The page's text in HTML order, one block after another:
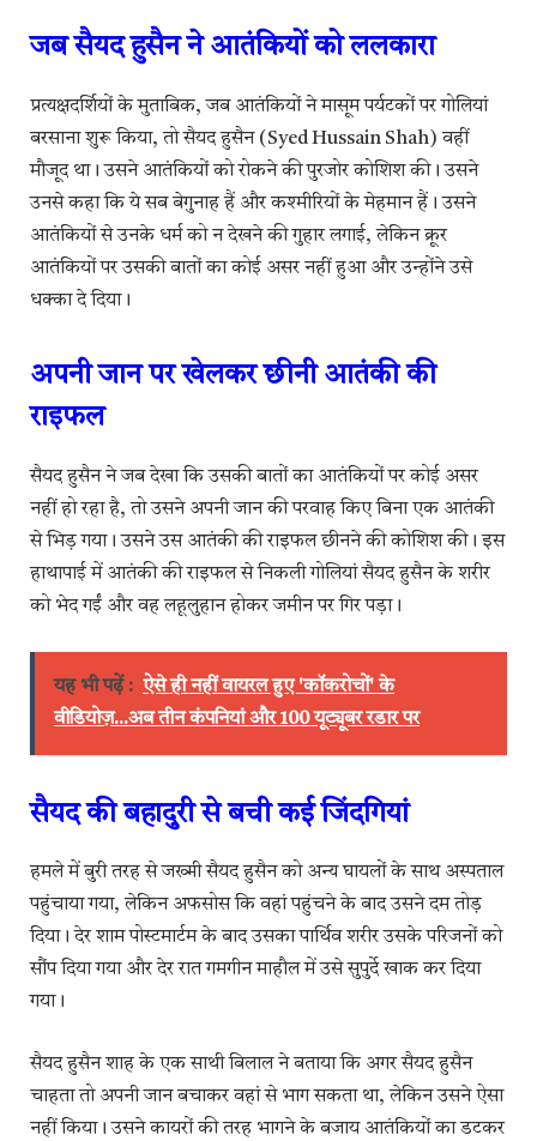
जब सैयद हुसैन ने आतंकियों को ललकारा
प्रत्यक्षदर्शियों के मुताबिक, जब आतंकियों ने मासूम पर्यटकों पर गोलियां
बरसाना शुरू किया, तो सैयद हुसैन (Syed Hussain Shah) वहीं
मौजूद था। उसने आतंकियों को रोकने की पुरजोर कोशिश की। उसने
उनसे कहा कि ये सब बेगुनाह हैं और कश्मीरियों के मेहमान हैं। उसने
आतंकियों से उनके धर्म को न देखने की गुहार लगाई, लेकिन क्रूर
आतंकियों पर उसकी बातों का कोई असर नहीं हुआ और उन्होंने उसे
धक्का दे दिया।
अपनी जान पर खेलकर छीनी आतंकी की
राइफल
सैयद हुसैन ने जब देखा कि उसकी बातों का आतंकियों पर कोई असर
नहीं हो रहा है, तो उसने अपनी जान की परवाह किए बिना एक आतंकी
से भिड़ गया। उसने उस आतंकी की राइफल छीनने की कोशिश की। इस
हाथापाई में आतंकी की राइफल से निकली गोलियां सैयद हुसैन के शरीर
को भेद गईं और वह लहूलुहान होकर जमीन पर गिर पड़ा।
यह भी पढ़ें : ऐसे ही नहीं वायरल हुए 'कॉकरोचों' के
वीडियोज़...अब तीन कंपनियां और 100 यूट्यूबर रडार पर
सैयद की बहादुरी से बची कई जिंदगियां
हमले में बुरी तरह से जख्मी सैयद हुसैन को अन्य घायलों के साथ अस्पताल
पहुंचाया गया, लेकिन अफसोस कि वहां पहुंचने के बाद उसने दम तोड़
दिया। देर शाम पोस्टमार्टम के बाद उसका पार्थिव शरीर उसके परिजनों को
सौंप दिया गया और देर रात गमगीन माहौल में उसे सुपुर्दे खाक कर दिया
गया।
सैयद हुसैन शाह के एक साथी बिलाल ने बताया कि अगर सैयद हुसैन
चाहता तो अपनी जान बचाकर वहां से भाग सकता था, लेकिन उसने ऐसा
नहीं किया। उसने कायरों की तरह भागने के बजाय आतंकियों का डटकर